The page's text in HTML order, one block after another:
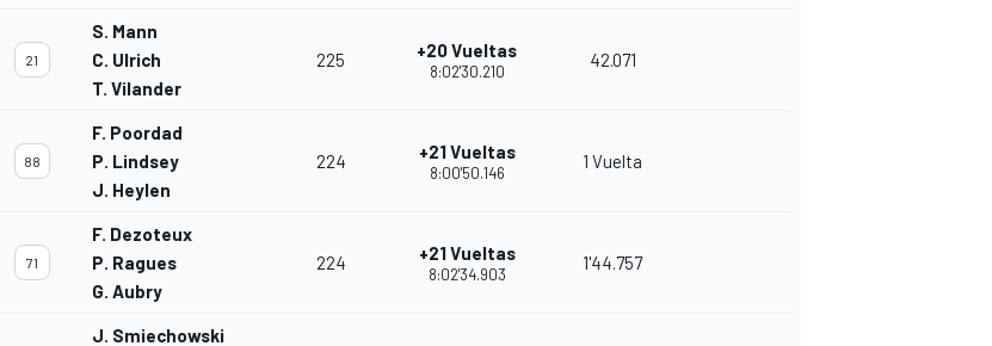
21
S. Mann
C. Ulrich
T. Vilander
225 +20 Vueltas
8:02'30.210
42.071
88
F. Poordad
P. Lindsey
J. Heylen
224 +21 Vueltas
8:00'50.146
1 Vuelta
71
F. Dezoteux
P. Ragues
G. Aubry
224 +21 Vueltas
8:02'34.903
1'44.757
J. Smiechowski